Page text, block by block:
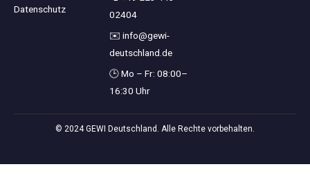
Datenschutz
02404
✉️ info@gewi-
deutschland.de
🕒 Mo – Fr: 08:00–
16:30 Uhr
© 2024 GEWI Deutschland. Alle Rechte vorbehalten.